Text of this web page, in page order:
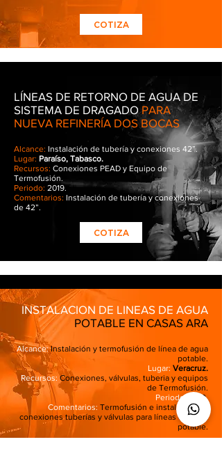
COTIZA
LÍNEAS DE RETORNO DE AGUA DE
SISTEMA DE DRAGADOPARA
NUEVA REFINERÍA DOS BOCAS
Alcance: Instalación de tubería y conexiones 42”.
Lugar: Paraíso, Tabasco.
Recursos: Conexiones PEAD y Equipo de
Termofusión.
Periodo: 2019.
Comentarios: Instalación de tubería y conexiones
de 42”.
COTIZA
INSTALACION DE LINEAS DE AGUA
POTABLE EN CASAS ARA
Alcance:Instalación y termofusión de línea de agua
potable.
Lugar: Veracruz.
Recursos:Conexiones, válvulas, tuberia y equipos
de Termofusión.
Periodo:
2019.
Comentarios: Termofusión e instalación de
conexiones tuberías y válvulas para líneas de agua
potable.